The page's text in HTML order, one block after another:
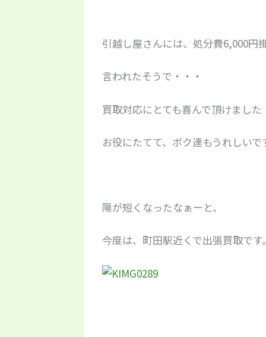
引越し屋さんには、処分費6,000円
言われたそうで・・・
買取対応にとても喜んで頂けました
お役にたてて、ボク達もうれしい
陽が短くなったなぁーと、
今度は、町田駅近くで出張買取です